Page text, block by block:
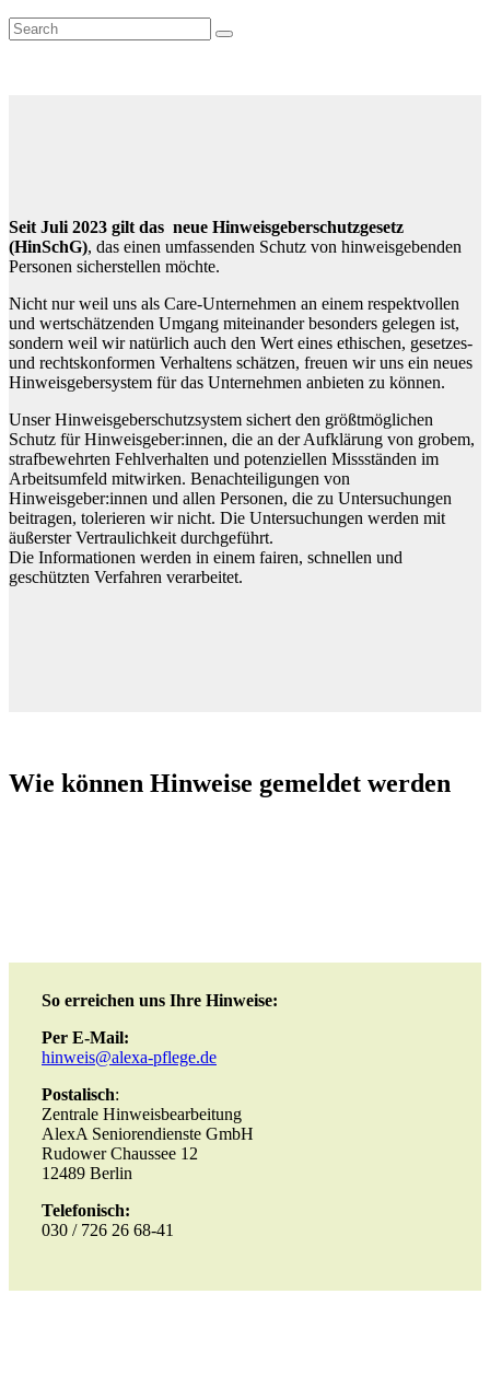
Seit Juli 2023 gilt das neue Hinweisgeberschutzgesetz
(HinSchG), das einen umfassenden Schutz von hinweisgebenden
Personen sicherstellen möchte.
Nicht nur weil uns als Care-Unternehmen an einem respektvollen
und wertschätzenden Umgang miteinander besonders gelegen ist,
sondern weil wir natürlich auch den Wert eines ethischen, gesetzes-
und rechtskonformen Verhaltens schätzen, freuen wir uns ein neues
Hinweisgebersystem für das Unternehmen anbieten zu können.
Unser Hinweisgeberschutzsystem sichert den größtmöglichen
Schutz für Hinweisgeber:innen, die an der Aufklärung von grobem,
strafbewehrten Fehlverhalten und potenziellen Missständen im
Arbeitsumfeld mitwirken. Benachteiligungen von
Hinweisgeber:innen und allen Personen, die zu Untersuchungen
beitragen, tolerieren wir nicht. Die Untersuchungen werden mit
äußerster Vertraulichkeit durchgeführt.
Die Informationen werden in einem fairen, schnellen und
geschützten Verfahren verarbeitet.
Wie können Hinweise gemeldet werden
So erreichen uns Ihre Hinweise:
Per E-Mail:
hinweis@alexa-pflege.de
Postalisch:
Zentrale Hinweisbearbeitung
AlexA Seniorendienste GmbH
Rudower Chaussee 12
12489 Berlin
Telefonisch:
030 / 726 26 68-41